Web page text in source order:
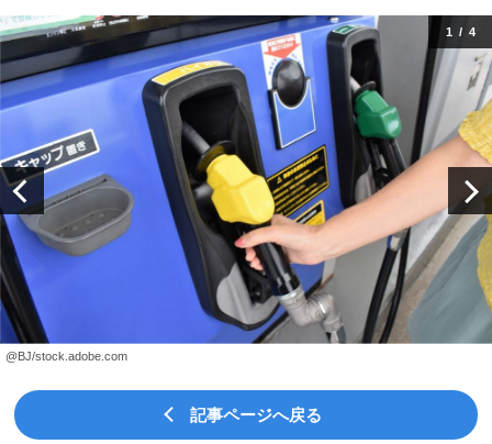
@BJ/stock.adobe.com
1 / 4
記事ページへ戻る